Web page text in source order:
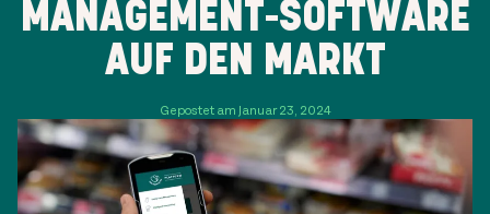
MANAGEMENT-SOFTWARE
AUF DEN MARKT
Gepostet am Januar 23, 2024